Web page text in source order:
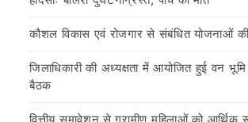
कौशल विकास एवं रोजगार से संबंधित योजनाओं
जिलाधिकारी की अध्यक्षता में आयोजित हुई वन
बैठक